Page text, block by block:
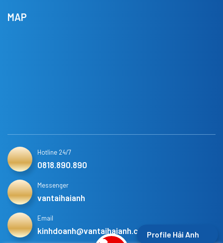
Profile Hải Anh
MAP
Hotline 24/7
0818.890.890
Messenger
vantaihaianh
Email
kinhdoanh@vantaihaianh.com